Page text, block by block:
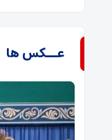
عــکس ها